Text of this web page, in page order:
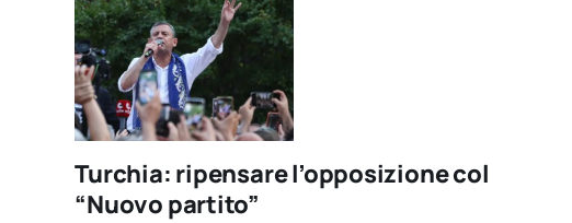
Turchia: ripensare l’opposizione col
“Nuovo partito”